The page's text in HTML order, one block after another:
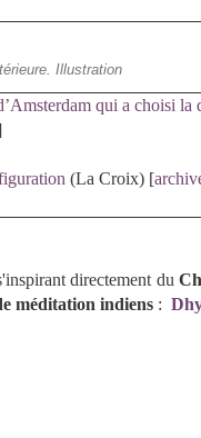
Illustration
qui a choisi la
(La Croix) [
directement du Ch
méditation indiens :